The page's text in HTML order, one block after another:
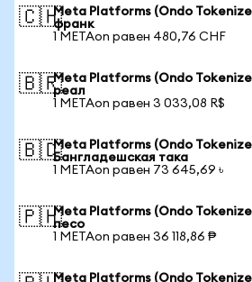
🇨🇭Meta Platforms (Ondo
франк
1 METAon равен 480,76 CHF
🇧🇷Meta Platforms (Ondo
реал
1 METAon равен 3 033,08 R$
🇧🇩Meta Platforms (Ondo
Бангладешская така
1 METAon равен 73 645,69 ৳
🇵🇭Meta Platforms (Ondo
песо
1 METAon равен 36 118,86 ₱
Meta Platforms (Ondo